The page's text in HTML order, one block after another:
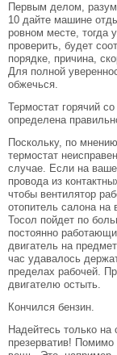
Первым делом,
10 дайте машине
ровном месте, тогда
проверить, будет
порядке, причина,
Для полной
обжечься.
Термостат горячий
определена
Поскольку, по
термостат
случае. Если на
провода из
чтобы вентилятор
отопитель салона на
Тосол пойдет по
постоянно
двигатель на
час удавалось
пределах рабочей.
двигателю остыть.
Кончился бензин.
Надейтесь только
презерватив!